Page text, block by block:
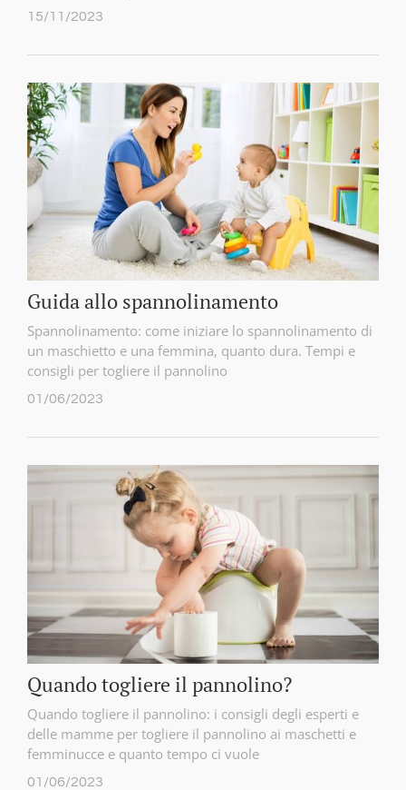
15/11/2023
Guida allo spannolinamento
Spannolinamento: come iniziare lo spannolinamento di
un maschietto e una femmina, quanto dura. Tempi e
consigli per togliere il pannolino
01/06/2023
Quando togliere il pannolino?
Quando togliere il pannolino: i consigli degli esperti e
delle mamme per togliere il pannolino ai maschetti e
femminucce e quanto tempo ci vuole
01/06/2023